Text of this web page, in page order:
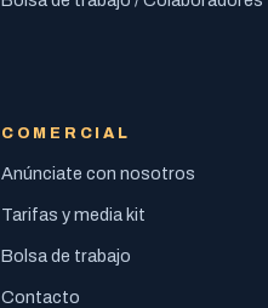
COMERCIAL
Anúnciate con nosotros
Tarifas y media kit
Bolsa de trabajo
Contacto